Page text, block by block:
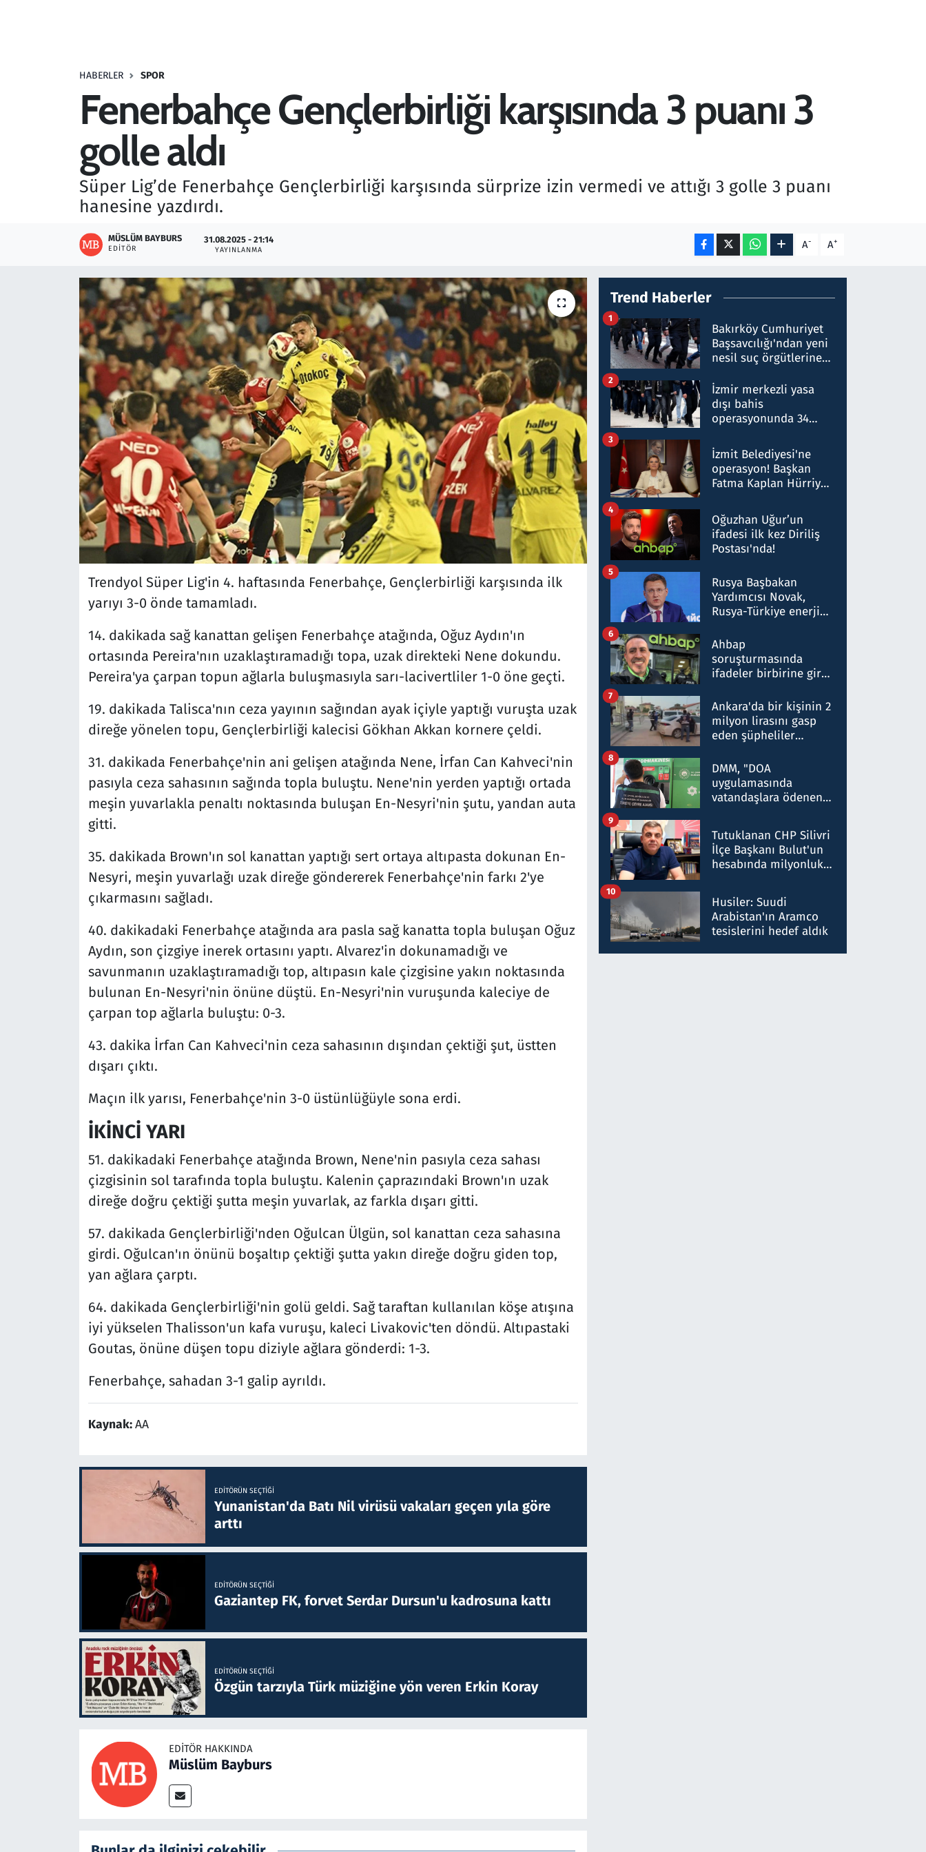
HABERLER SPOR
Fenerbahçe Gençlerbirliği karşısında 3 puanı 3
golle aldı
Süper Lig’de Fenerbahçe Gençlerbirliği karşısında sürprize izin vermedi ve attığı 3 golle 3 puanı
hanesine yazdırdı.
MÜSLÜM BAYBURS
EDITÖR
31.08.2025 - 21:14
YAYINLANMA A- A+
Trendyol Süper Lig'in 4. haftasında Fenerbahçe, Gençlerbirliği karşısında ilk
yarıyı 3-0 önde tamamladı.
14. dakikada sağ kanattan gelişen Fenerbahçe atağında, Oğuz Aydın'ın
ortasında Pereira'nın uzaklaştıramadığı topa, uzak direkteki Nene dokundu.
Pereira'ya çarpan topun ağlarla buluşmasıyla sarı-lacivertliler 1-0 öne geçti.
19. dakikada Talisca'nın ceza yayının sağından ayak içiyle yaptığı vuruşta uzak
direğe yönelen topu, Gençlerbirliği kalecisi Gökhan Akkan kornere çeldi.
31. dakikada Fenerbahçe'nin ani gelişen atağında Nene, İrfan Can Kahveci'nin
pasıyla ceza sahasının sağında topla buluştu. Nene'nin yerden yaptığı ortada
meşin yuvarlakla penaltı noktasında buluşan En-Nesyri'nin şutu, yandan auta
gitti.
35. dakikada Brown'ın sol kanattan yaptığı sert ortaya altıpasta dokunan En-
Nesyri, meşin yuvarlağı uzak direğe göndererek Fenerbahçe'nin farkı 2'ye
çıkarmasını sağladı.
40. dakikadaki Fenerbahçe atağında ara pasla sağ kanatta topla buluşan Oğuz
Aydın, son çizgiye inerek ortasını yaptı. Alvarez'in dokunamadığı ve
savunmanın uzaklaştıramadığı top, altıpasın kale çizgisine yakın noktasında
bulunan En-Nesyri'nin önüne düştü. En-Nesyri'nin vuruşunda kaleciye de
çarpan top ağlarla buluştu: 0-3.
43. dakika İrfan Can Kahveci'nin ceza sahasının dışından çektiği şut, üstten
dışarı çıktı.
Maçın ilk yarısı, Fenerbahçe'nin 3-0 üstünlüğüyle sona erdi.
İKİNCİ YARI
51. dakikadaki Fenerbahçe atağında Brown, Nene'nin pasıyla ceza sahası
çizgisinin sol tarafında topla buluştu. Kalenin çaprazındaki Brown'ın uzak
direğe doğru çektiği şutta meşin yuvarlak, az farkla dışarı gitti.
57. dakikada Gençlerbirliği'nden Oğulcan Ülgün, sol kanattan ceza sahasına
girdi. Oğulcan'ın önünü boşaltıp çektiği şutta yakın direğe doğru giden top,
yan ağlara çarptı.
64. dakikada Gençlerbirliği'nin golü geldi. Sağ taraftan kullanılan köşe atışına
iyi yükselen Thalisson'un kafa vuruşu, kaleci Livakovic'ten döndü. Altıpastaki
Goutas, önüne düşen topu diziyle ağlara gönderdi: 1-3.
Fenerbahçe, sahadan 3-1 galip ayrıldı.
Kaynak:AA
EDITÖRÜN SEÇTIĞI
Yunanistan'da Batı Nil virüsü vakaları geçen yıla göre
arttı
EDITÖRÜN SEÇTIĞI
Gaziantep FK, forvet Serdar Dursun'u kadrosuna kattı
EDITÖRÜN SEÇTIĞI
Özgün tarzıyla Türk müziğine yön veren Erkin Koray
EDITÖR HAKKINDA
Müslüm Bayburs
Trend Haberler
Bakırköy Cumhuriyet
Başsavcılığı'ndan yeni
nesil suç örgütlerine
hakkında gözaltı kararı
1
İzmir merkezli yasa
dışı bahis
operasyonunda 34
Milyar liralık para
trafiği tespit edildi
2
İzmit Belediyesi'ne
operasyon! Başkan
Fatma Kaplan Hürriyet
3
Oğuzhan Uğur’un
ifadesi ilk kez Diriliş
Postası'nda!
4
Rusya Başbakan
Yardımcısı Novak,
Rusya-Türkiye enerji
nitelikte olduğunu
belirtti
5
Ahbap
soruşturmasında
ifadeler birbirine girdi:
ifadelerinden ortaya
çıkan tablo şok etti
6
Ankara'da bir kişinin 2
milyon lirasını gasp
eden şüpheliler
7
DMM, "DOA
uygulamasında
vatandaşlara ödenen
düşürüldüğü" iddiasını
yalanladı
8
Tutuklanan CHP Silivri
İlçe Başkanı Bulut'un
hesabında milyonluk
talimat verdi, ben
gönderdim
9
Husiler: Suudi
Arabistan'ın Aramco
tesislerini hedef aldık
10
Savunma Sanayi
Seçim 2023
Teknoloji ve Bilim
Televizyon